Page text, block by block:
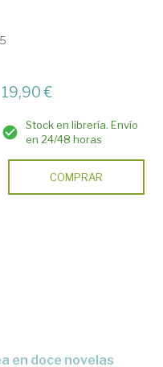
19,90 €
Stock en librería. Envío
en 24/48 horas
COMPRAR
en doce novelas